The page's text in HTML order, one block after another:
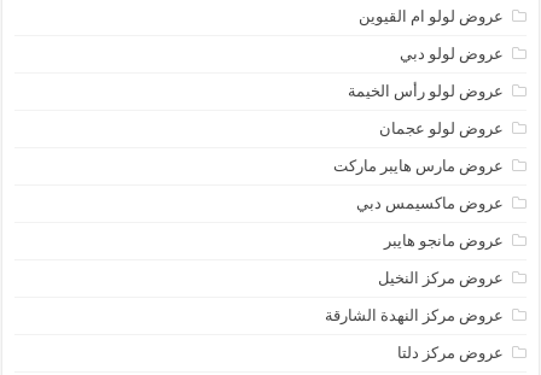
عروض لولو ام القيوين
عروض لولو دبي
عروض لولو رأس الخيمة
عروض لولو عجمان
عروض مارس هايبر ماركت
عروض ماكسيمس دبي
عروض مانجو هايبر
عروض مركز النخيل
عروض مركز النهدة الشارقة
عروض مركز دلتا